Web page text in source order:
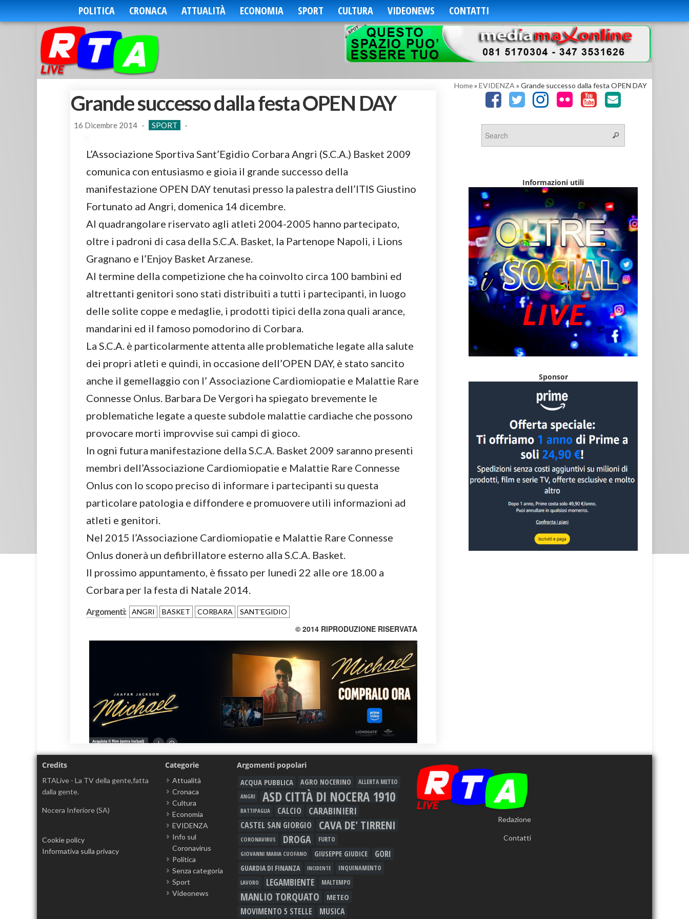
POLITICA CRONACA ATTUALITÀ ECONOMIA SPORT CULTURA VIDEONEWS CONTATTI
Home» EVIDENZA » Grande successo dalla festa OPEN DAY
Grande successo dalla festa OPEN DAY
16 Dicembre 2014 - SPORT -
L’Associazione Sportiva Sant’Egidio Corbara Angri (S.C.A.) Basket 2009
comunica con entusiasmo e gioia il grande successo della
manifestazione OPEN DAY tenutasi presso la palestra dell’ITIS Giustino
Fortunato ad Angri, domenica 14 dicembre.
Al quadrangolare riservato agli atleti 2004-2005 hanno partecipato,
oltre i padroni di casa della S.C.A. Basket, la Partenope Napoli, i Lions
Gragnano e l’Enjoy Basket Arzanese.
Al termine della competizione che ha coinvolto circa 100 bambini ed
altrettanti genitori sono stati distribuiti a tutti i partecipanti, in luogo
delle solite coppe e medaglie, i prodotti tipici della zona quali arance,
mandarini ed il famoso pomodorino di Corbara.
La S.C.A. è particolarmente attenta alle problematiche legate alla salute
dei propri atleti e quindi, in occasione dell’OPEN DAY, è stato sancito
anche il gemellaggio con l’ Associazione Cardiomiopatie e Malattie Rare
Connesse Onlus. Barbara De Vergori ha spiegato brevemente le
problematiche legate a queste subdole malattie cardiache che possono
provocare morti improvvise sui campi di gioco.
In ogni futura manifestazione della S.C.A. Basket 2009 saranno presenti
membri dell’Associazione Cardiomiopatie e Malattie Rare Connesse
Onlus con lo scopo preciso di informare i partecipanti su questa
particolare patologia e diffondere e promuovere utili informazioni ad
atleti e genitori.
Nel 2015 l’Associazione Cardiomiopatie e Malattie Rare Connesse
Onlus donerà un defibrillatore esterno alla S.C.A. Basket.
Il prossimo appuntamento, è fissato per lunedi 22 alle ore 18.00 a
Corbara per la festa di Natale 2014.
Argomenti: ANGRI BASKET CORBARA SANT’EGIDIO
© 2014 RIPRODUZIONE RISERVATA
Informazioni utili
Sponsor
Credits
RTALive - La TV della gente,fatta
dalla gente.
Nocera Inferiore (SA)
Cookie policy
Informativa sulla privacy
Categorie
Attualità
Cronaca
Cultura
Economia
EVIDENZA
Info sul
Coronavirus
Politica
Senza categoria
Sport
Videonews
Argomenti popolari
ACQUA PUBBLICA AGRO NOCERINO
ALLERTA METEO
ANGRI
ASD CITTÀ DI NOCERA 1910
BATTIPAGLIA CALCIO CARABINIERI
CASTEL SAN GIORGIO CAVA DE' TIRRENI
CORONAVIRUS DROGA FURTO
GIOVANNI MARIA CUOFANO GIUSEPPE GIUDICE GORI
GUARDIA DI FINANZA INCIDENTE INQUINAMENTO
LAVORO LEGAMBIENTE MALTEMPO
MANLIO TORQUATO METEO
MOVIMENTO 5 STELLE MUSICA
Redazione
Contatti